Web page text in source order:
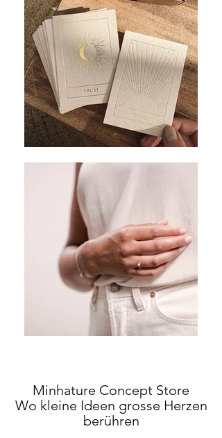
Minhature Concept Store
Wo kleine Ideen grosse Herzen
berühren